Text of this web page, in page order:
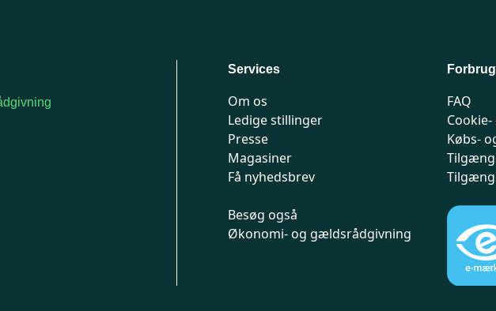
Services
Om os
Ledige stillinger
Presse
Magasiner
Få nyhedsbrev
Besøg også
Økonomi- og gældsrådgivning
FAQ
Købs-